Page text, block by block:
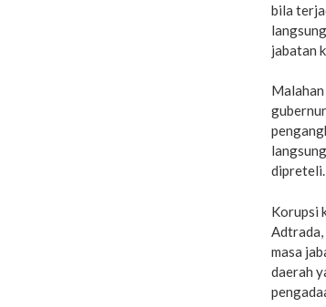
bila
jabatan
dipreteli.
Korupsi
Adtrada,
masa
daerah